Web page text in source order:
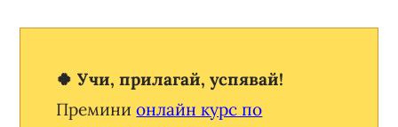
🍀 Учи, прилагай, успявай!
Преминионлайн курс по